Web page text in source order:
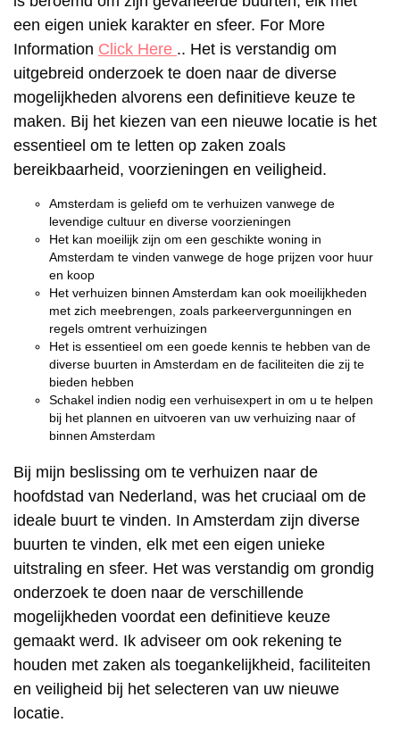
een eigen uniek karakter en sfeer. For More
Information Click Here .. Het is verstandig om
uitgebreid onderzoek te doen naar de diverse
mogelijkheden alvorens een definitieve keuze te
maken. Bij het kiezen van een nieuwe locatie is het
essentieel om te letten op zaken zoals
bereikbaarheid, voorzieningen en veiligheid.
Amsterdam is geliefd om te verhuizen vanwege de
levendige cultuur en diverse voorzieningen
Het kan moeilijk zijn om een geschikte woning in
Amsterdam te vinden vanwege de hoge prijzen voor huur
en koop
Het verhuizen binnen Amsterdam kan ook moeilijkheden
met zich meebrengen, zoals parkeervergunningen en
regels omtrent verhuizingen
Het is essentieel om een goede kennis te hebben van de
diverse buurten in Amsterdam en de faciliteiten die zij te
bieden hebben
Schakel indien nodig een verhuisexpert in om u te helpen
bij het plannen en uitvoeren van uw verhuizing naar of
binnen Amsterdam
Bij mijn beslissing om te verhuizen naar de
hoofdstad van Nederland, was het cruciaal om de
ideale buurt te vinden. In Amsterdam zijn diverse
buurten te vinden, elk met een eigen unieke
uitstraling en sfeer. Het was verstandig om grondig
onderzoek te doen naar de verschillende
mogelijkheden voordat een definitieve keuze
gemaakt werd. Ik adviseer om ook rekening te
houden met zaken als toegankelijkheid, faciliteiten
en veiligheid bij het selecteren van uw nieuwe
locatie.